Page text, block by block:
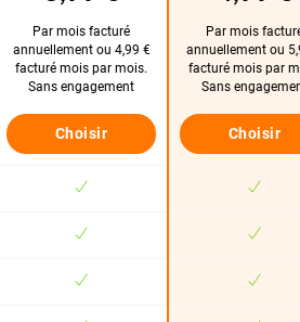
Par mois facturé
annuellement ou 4,99 €
facturé mois par mois.
Sans engagement
Choisir
Par mois
annuellement ou
facturé mois par
Sans
Choisir